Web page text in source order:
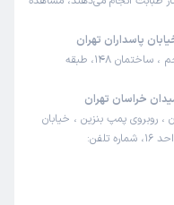
پاسداران تهران
تهران ،خیابان پاسداران ، نبش دشتستان پنجم ، ساختمان ۱۴۸، طبقه
خراسان تهران
، روبروی پمپ بنزین ، خیابان
مشهد ، ساختمان پزشکان ملودی ، پلاک ۸ واحد ۱۶، شماره تلفن: